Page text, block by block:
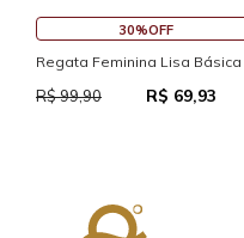
30%OFF
Regata Feminina Lisa Básica
R$ 99,90 R$ 69,93